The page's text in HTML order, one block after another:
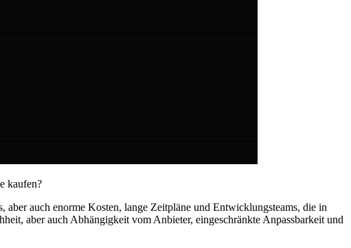
kaufen?
auch enorme Kosten, lange Zeitpläne und Entwicklungsteams, die in
aber auch Abhängigkeit vom Anbieter, eingeschränkte Anpassbarkeit und